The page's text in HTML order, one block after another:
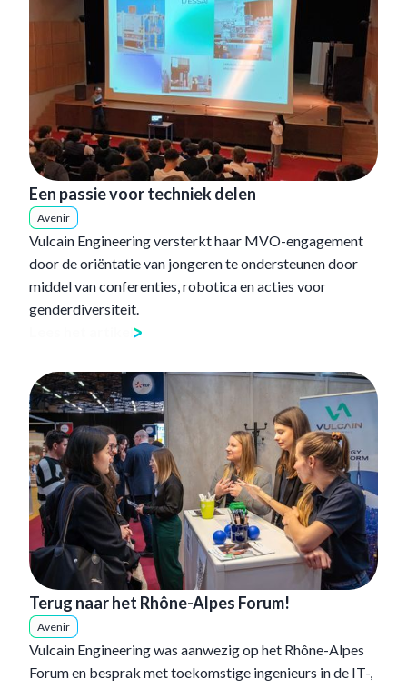
Een passie voor techniek delen
Avenir
Vulcain Engineering versterkt haar MVO-engagement
door de oriëntatie van jongeren te ondersteunen door
middel van conferenties, robotica en acties voor
genderdiversiteit.
Terug naar het Rhône-Alpes Forum!
Avenir
Vulcain Engineering was aanwezig op het Rhône-Alpes
Forum en besprak met toekomstige ingenieurs in de IT-,